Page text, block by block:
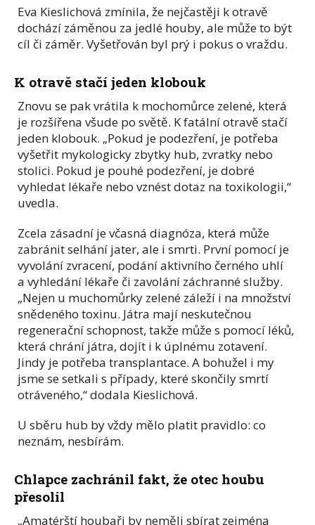
Eva Kieslichová zmínila, že nejčastěji k otravě
dochází záměnou za jedlé houby, ale může to být
cíl či záměr. Vyšetřován byl prý i pokus o vraždu.
K otravě stačí jeden klobouk
Znovu se pak vrátila k mochomůrce zelené, která
je rozšířena všude po světě. K fatální otravě stačí
jeden klobouk. „Pokud je podezření, je potřeba
vyšetřit mykologicky zbytky hub, zvratky nebo
stolici. Pokud je pouhé podezření, je dobré
vyhledat lékaře nebo vznést dotaz na toxikologii,“
uvedla.
Zcela zásadní je včasná diagnóza, která může
zabránit selhání jater, ale i smrti. První pomocí je
vyvolání zvracení, podání aktivního černého uhlí
a vyhledání lékaře či zavolání záchranné služby.
„Nejen u muchomůrky zelené záleží i na množství
snědeného toxinu. Játra mají neskutečnou
regenerační schopnost, takže může s pomocí léků,
která chrání játra, dojít i k úplnému zotavení.
Jindy je potřeba transplantace. A bohužel i my
jsme se setkali s případy, které skončily smrtí
otráveného,“ dodala Kieslichová.
U sběru hub by vždy mělo platit pravidlo: co
neznám, nesbírám.
Chlapce zachránil fakt, že otec houbu
přesolil
„Amatérští houbaři by neměli sbírat zejména